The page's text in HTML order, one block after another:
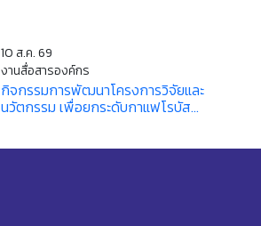
10 ส.ค. 69
งานสื่อสารองค์กร
กิจกรรมการพัฒนาโครงการวิจัยและ
นวัตกรรม เพื่อยกระดับกาแฟโรบัส...